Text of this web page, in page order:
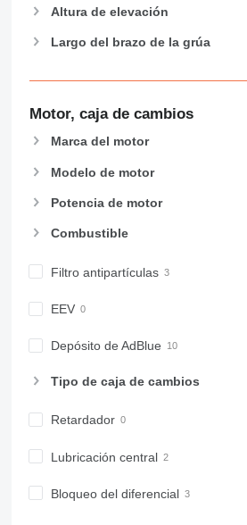
Altura de elevación
Largo del brazo de la grúa
Motor, caja de cambios
Marca del motor
Modelo de motor
Potencia de motor
Combustible
Filtro antipartículas
EEV
Depósito de AdBlue
Tipo de caja de cambios
Retardador
Lubricación central
Bloqueo del diferencial